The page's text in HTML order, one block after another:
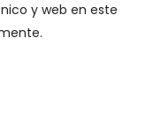
y web en este